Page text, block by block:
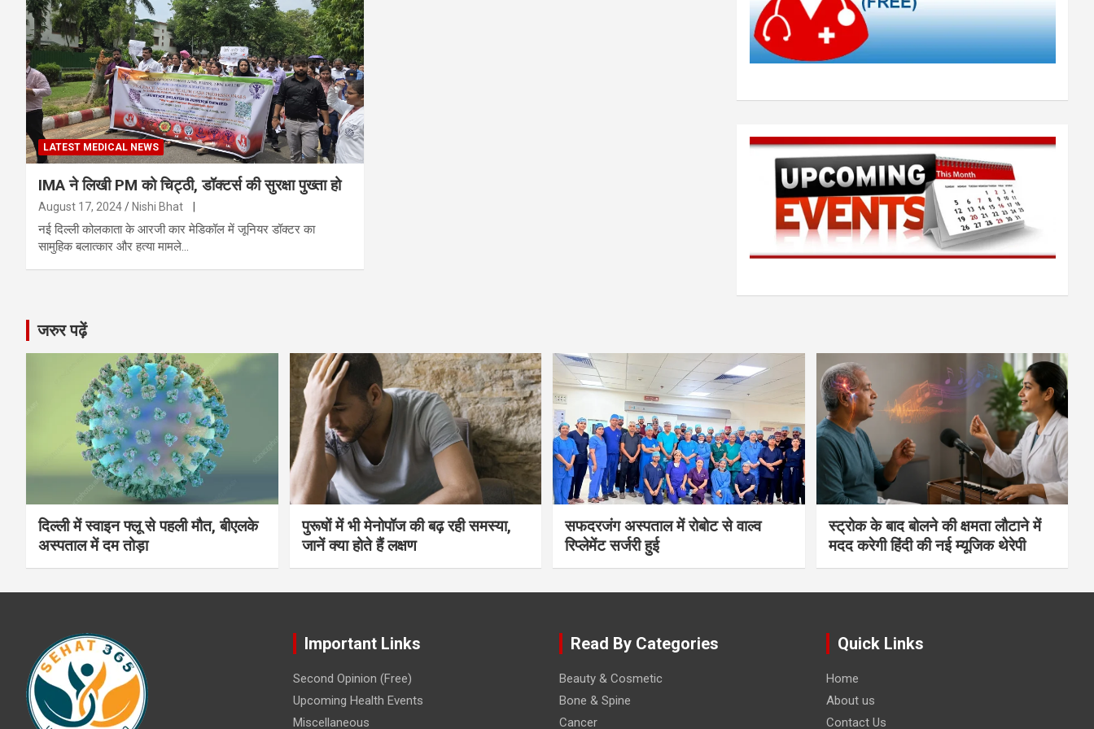
LATEST MEDICAL NEWS
IMA ने लिखी PM को चिट्ठी, डॉक्टर्स की सुरक्षा पुख्ता हो
August 17, 2024 Nishi Bhat
नई दिल्ली कोलकाता के आरजी कार मेडिकॉल में जूनियर डॉक्टर का
सामुहिक बलात्कार और हत्या मामले…
जरुर पढ़ें
दिल्ली में स्वाइन फ्लू से पहली मौत, बीएलके
अस्पताल में दम तोड़ा
पुरूषों में भी मेनोपॉज की बढ़ रही समस्या,
जानें क्या होते हैं लक्षण
सफदरजंग अस्पताल में रोबोट से वाल्व
रिप्लेमेंट सर्जरी हुई
स्ट्रोक के बाद बोलने की क्षमता लौटाने में
मदद करेगी हिंदी की नई म्यूजिक थेरेपी
Important Links
Second Opinion (Free)
Upcoming Health Events
Miscellaneous
Read By Categories
Beauty & Cosmetic
Bone & Spine
Cancer
Quick Links
Home
About us
Contact Us